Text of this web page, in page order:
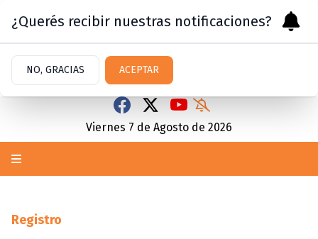
Viernes 7 de Agosto de 2026
Registro
¿Querés recibir nuestras notificaciones?
NO, GRACIAS ACEPTAR